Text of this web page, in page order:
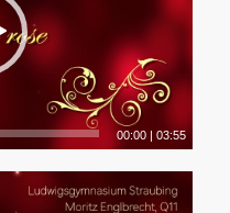
00:00 |03:55